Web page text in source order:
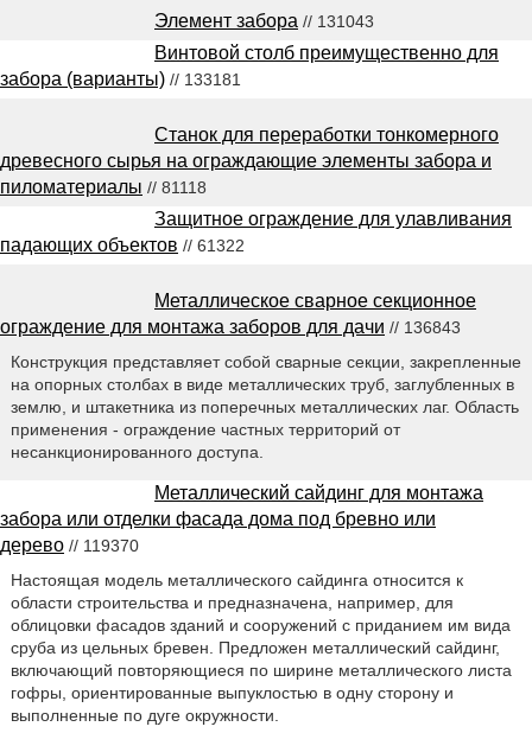
Элемент забора // 131043
Винтовой столб преимущественно для
забора (варианты) // 133181
Станок для переработки тонкомерного
древесного сырья на ограждающие элементы забора и
пиломатериалы // 81118
Защитное ограждение для улавливания
падающих объектов // 61322
Металлическое сварное секционное
ограждение для монтажа заборов для дачи // 136843
Конструкция представляет собой сварные секции, закрепленные
на опорных столбах в виде металлических труб, заглубленных в
землю, и штакетника из поперечных металлических лаг. Область
применения - ограждение частных территорий от
несанкционированного доступа.
Металлический сайдинг для монтажа
забора или отделки фасада дома под бревно или
дерево // 119370
Настоящая модель металлического сайдинга относится к
области строительства и предназначена, например, для
облицовки фасадов зданий и сооружений с приданием им вида
сруба из цельных бревен. Предложен металлический сайдинг,
включающий повторяющиеся по ширине металлического листа
гофры, ориентированные выпуклостью в одну сторону и
выполненные по дуге окружности.